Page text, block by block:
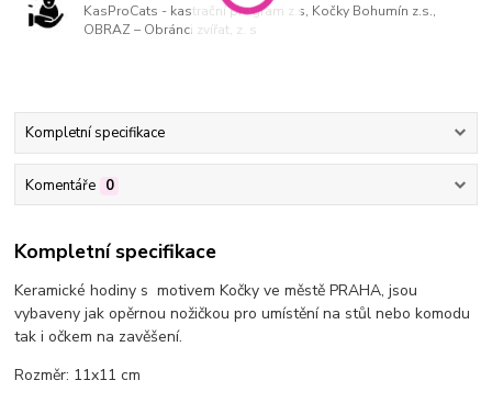
KasProCats - kastrační program z.s, Kočky Bohumín z.s.,
OBRAZ – Obránci zvířat, z. s
Kompletní specifikace
Komentáře 0
Kompletní specifikace
Keramické hodiny s motivem Kočky ve městě PRAHA, jsou
vybaveny jak opěrnou nožičkou pro umístění na stůl nebo komodu
tak i očkem na zavěšení.
Rozměr: 11x11 cm